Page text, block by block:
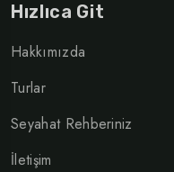
Hızlıca Git
Hakkımızda
Turlar
Seyahat Rehberiniz
İletişim